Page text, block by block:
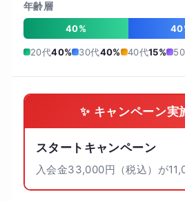
年齢層
40%
20代40% 30代40% 40代15%
✨ キャンペーン実
スタートキャンペーン
入会金33,000円（税込）が